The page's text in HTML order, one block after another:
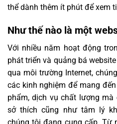
thể dành thêm ít phút để xem
Như thế nào là một
Với nhiều năm hoạt động
phát triển và quảng bá
qua môi trường Internet,
các kinh nghiệm để mang
phẩm, dịch vụ chất lượng
sở thích cũng như tâm lý